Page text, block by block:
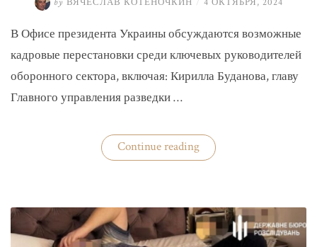
В Офисе президента Украины обсуждаются возможные
кадровые перестановки среди ключевых руководителей
оборонного сектора, включая: Кирилла Буданова, главу
Главного управления разведки …
Continue reading«На
Банковой
Буданова
и
Умерова»